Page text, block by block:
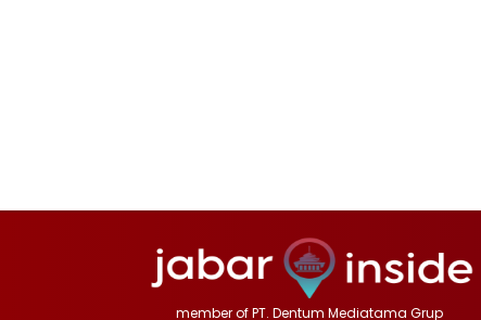
member of PT. Dentum Mediatama Grup